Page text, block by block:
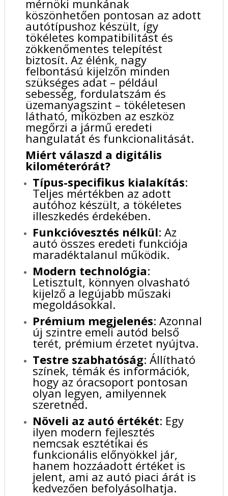
mérnöki munkának
köszönhetően pontosan az adott
autótípushoz készült, így
tökéletes kompatibilitást és
zökkenőmentes telepítést
biztosít. Az élénk, nagy
felbontású kijelzőn minden
szükséges adat – például
sebesség, fordulatszám és
üzemanyagszint – tökéletesen
látható, miközben az eszköz
megőrzi a jármű eredeti
hangulatát és funkcionalitását.
Miért válaszd a digitális
kilométerórát?
Típus-specifikus kialakítás:
Teljes mértékben az adott
autóhoz készült, a tökéletes
illeszkedés érdekében.
Funkcióvesztés nélkül: Az
autó összes eredeti funkciója
maradéktalanul működik.
Modern technológia:
Letisztult, könnyen olvasható
kijelző a legújabb műszaki
megoldásokkal.
Prémium megjelenés: Azonnal
új szintre emeli autód belső
terét, prémium érzetet nyújtva.
Testre szabhatóság: Állítható
színek, témák és információk,
hogy az óracsoport pontosan
olyan legyen, amilyennek
szeretnéd.
Növeli az autó értékét: Egy
ilyen modern fejlesztés
nemcsak esztétikai és
funkcionális előnyökkel jár,
hanem hozzáadott értéket is
jelent, ami az autó piaci árát is
kedvezően befolyásolhatja.